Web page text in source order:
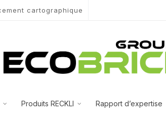
cartographique
Produits RECKLI Rapport d’expertise